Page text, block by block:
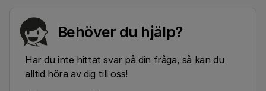
Behöver du hjälp?
Har du inte hittat svar på din fråga, så kan du
alltid höra av dig till oss!